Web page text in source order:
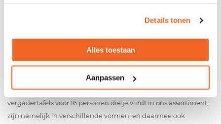
Details tonen
Alles toestaan
Aanpassen
Een vorm passend bij jouw vergaderruimte
Heb je een lange, smalle vergaderruimte? Of typeer je hem
eerder als vierkant of breed? Passend bij de vorm van jouw
vergaderruimte, kies je voor een specifieke vergadertafel. De
vergadertafels voor 16 personen die je vindt in ons assortiment,
zijn namelijk in verschillende vormen, en daarmee ook